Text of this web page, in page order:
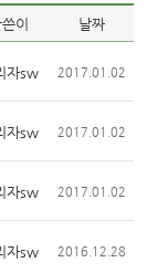
이 날짜
자sw 2017.01.02
자sw 2017.01.02
자sw 2017.01.02
자sw 2016.12.28